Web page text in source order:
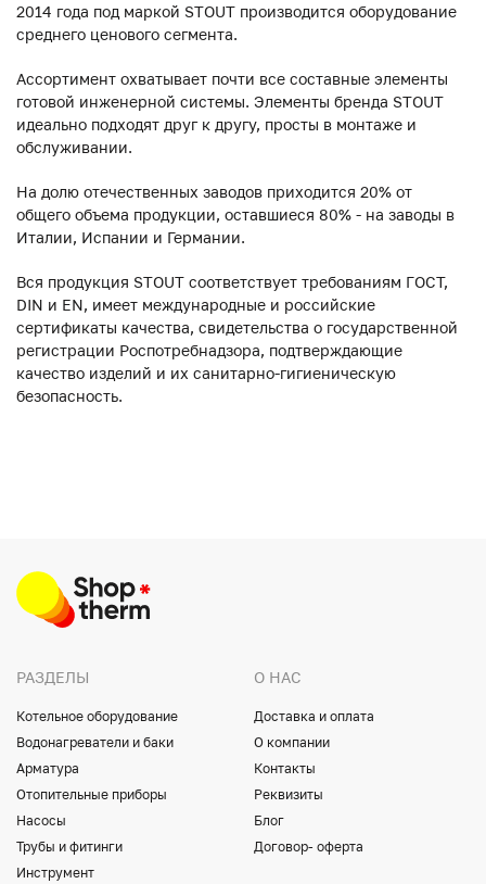
2014 года под маркой STOUT производится оборудование
среднего ценового сегмента.
Ассортимент охватывает почти все составные элементы
готовой инженерной системы. Элементы бренда STOUT
идеально подходят друг к другу, просты в монтаже и
обслуживании.
На долю отечественных заводов приходится 20% от
общего объема продукции, оставшиеся 80% - на заводы в
Италии, Испании и Германии.
Вся продукция STOUT соответствует требованиям ГОСТ,
DIN и EN, имеет международные и российские
сертификаты качества, свидетельства о государственной
регистрации Роспотребнадзора, подтверждающие
качество изделий и их санитарно-гигиеническую
безопасность.
РАЗДЕЛЫ
Котельное оборудование
Водонагреватели и баки
Арматура
Отопительные приборы
Насосы
Трубы и фитинги
Инструмент
О НАС
Доставка и оплата
О компании
Контакты
Реквизиты
Блог
Договор- оферта